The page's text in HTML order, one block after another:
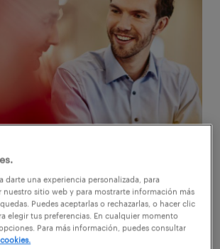
del celular durante la
es un tema que genera
en algunas compañías, ya que
de que su uso
darte una experiencia personalizada, para
nuestro sitio web y para mostrarte información más
Puedes aceptarlas o rechazarlas, o hacer clic
elegir tus preferencias. En cualquier momento
Para más información, puedes consultar